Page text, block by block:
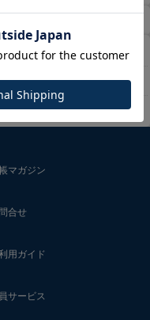
マガジン
合せ
用ガイド
サービス